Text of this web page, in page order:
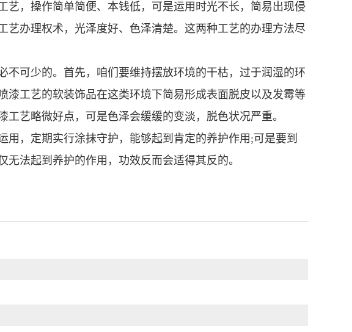
，操作简单简便、本钱低，可是运用时光不长，简易出现侵
办理权术，光泽度好、色泽清楚。这两种工艺的办理方法尽
可少的。首先，咱们要维持摆放环境的干枯，过于润湿的环
工艺的软装饰品在这类环境下简易形成表面脱皮以及发霉等
艺略微好点，可是色泽会缓缓的变淡，脱色状况严重。
，定期实行涂抹守护，能够起到肯定的养护作用;可是要到
法起到养护的作用，功效反而会适得其反的。